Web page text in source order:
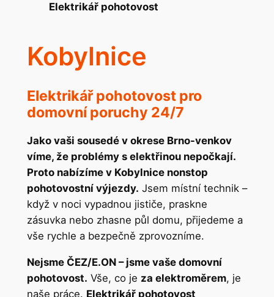
Elektrikář pohotovost
Kobylnice
Elektrikář pohotovost pro
domovní poruchy 24/7
Jako vaši sousedé v okrese Brno-venkov
víme, že problémy s elektřinou nepočkají.
Proto nabízíme v Kobylnice nonstop
pohotovostní výjezdy. Jsem místní technik –
když v noci vypadnou jističe, praskne
zásuvka nebo zhasne půl domu, přijedeme a
vše rychle a bezpečně zprovozníme.
Nejsme ČEZ/E.ON – jsme vaše domovní
pohotovost. Vše, co je za elektroměrem, je
naše práce. Elektrikář pohotovost